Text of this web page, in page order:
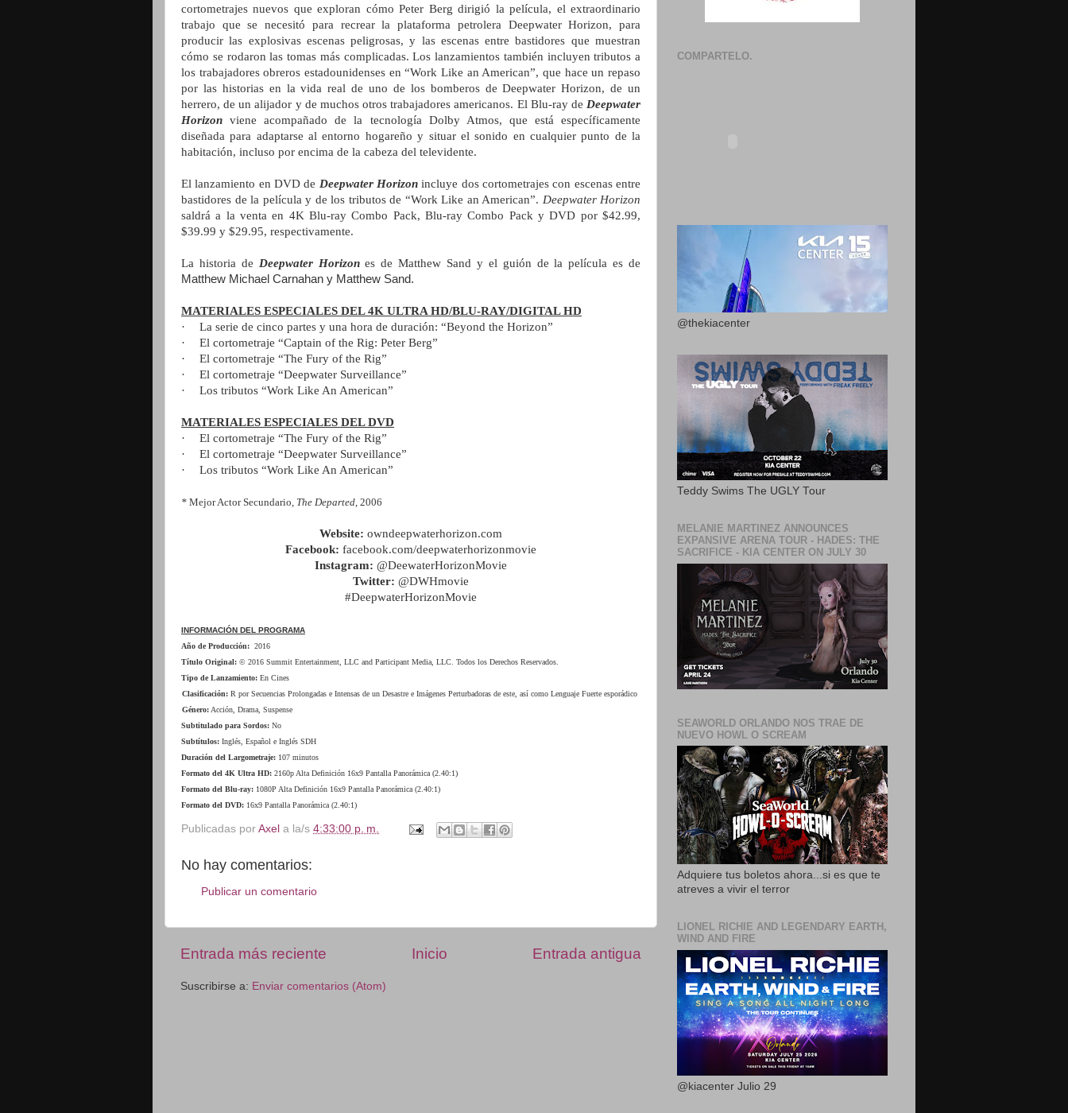
cortometrajes nuevos que exploran cómo Peter Berg dirigió la película, el extraordinario
trabajo que se necesitó para recrear la plataforma petrolera Deepwater Horizon, para
producir las explosivas escenas peligrosas, y las escenas entre bastidores que muestran
cómo se rodaron las tomas más complicadas. Los lanzamientos también incluyen tributos a
los trabajadores obreros estadounidenses en “Work Like an American”, que hace un repaso
por las historias en la vida real de uno de los bomberos de Deepwater Horizon, de un
herrero, de un alijador y de muchos otros trabajadores americanos. El Blu-ray de Deepwater
Horizon viene acompañado de la tecnología Dolby Atmos, que está específicamente
diseñada para adaptarse al entorno hogareño y situar el sonido en cualquier punto de la
habitación, incluso por encima de la cabeza del televidente.
El lanzamiento en DVD de Deepwater Horizon incluye dos cortometrajes con escenas entre
bastidores de la película y de los tributos de “Work Like an American”. Deepwater Horizon
saldrá a la venta en 4K Blu-ray Combo Pack, Blu-ray Combo Pack y DVD por $42.99,
$39.99 y $29.95, respectivamente.
La historia de Deepwater Horizones de Matthew Sand y el guión de la película es de
Matthew Michael Carnahan y Matthew Sand.
MATERIALES ESPECIALES DEL 4K ULTRA HD/BLU-RAY/DIGITAL HD
·
La serie de cinco partes y una hora de duración: “Beyond the Horizon”
·
El cortometraje “Captain of the Rig: Peter Berg”
·
El cortometraje “The Fury of the Rig”
·
El cortometraje “Deepwater Surveillance”
·
Los tributos “Work Like An American”
MATERIALES ESPECIALES DEL DVD
·
El cortometraje “The Fury of the Rig”
·
El cortometraje “Deepwater Surveillance”
·
Los tributos “Work Like An American”
* Mejor Actor Secundario, The Departed , 2006
Website: owndeepwaterhorizon.com
Facebook: facebook.com/deepwaterhorizonmovie
Instagram: @DeewaterHorizonMovie
Twitter: @DWHmovie
#DeepwaterHorizonMovie
INFORMACIÓN DEL PROGRAMA
Año de Producción: 2016
Título Original: © 2016 Summit Entertainment, LLC and Participant Media, LLC. Todos los Derechos Reservados.
Tipo de Lanzamiento: En Cines
Clasificación: R por Secuencias Prolongadas e Intensas de un Desastre e Imágenes Perturbadoras de este, así como Lenguaje Fuerte esporádico
Género: Acción, Drama, Suspense
Subtitulado para Sordos: No
Subtítulos: Inglés, Español e Inglés SDH
Duración del Largometraje: 107 minutos
Formato del 4K Ultra HD: 2160p Alta Definición 16x9 Pantalla Panorámica (2.40:1)
Formato del Blu-ray: 1080P Alta Definición 16x9 Pantalla Panorámica (2.40:1)
Formato del DVD: 16x9 Pantalla Panorámica (2.40:1)
Publicadas por Axel a la/s 4:33:00 p. m.
No hay comentarios:
Publicar un comentario
Entrada más reciente Entrada antigua
Inicio
Suscribirse a: Enviar comentarios (Atom)
COMPARTELO.
@thekiacenter
Teddy Swims The UGLY Tour
MELANIE MARTINEZ ANNOUNCES
EXPANSIVE ARENA TOUR - HADES: THE
SACRIFICE - KIA CENTER ON JULY 30
SEAWORLD ORLANDO NOS TRAE DE
NUEVO HOWL O SCREAM
Adquiere tus boletos ahora...si es que te
atreves a vivir el terror
LIONEL RICHIE AND LEGENDARY EARTH,
WIND AND FIRE
@kiacenter Julio 29